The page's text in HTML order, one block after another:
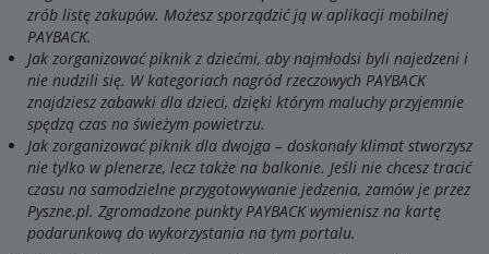
zrób listę zakupów. Możesz sporządzić ją w aplikacji mobilnej
PAYBACK.
Jak zorganizować piknik z dziećmi, aby najmłodsi byli najedzeni i
nie nudzili się. W kategoriach nagród rzeczowych PAYBACK
znajdziesz zabawki dla dzieci, dzięki którym maluchy przyjemnie
spędzą czas na świeżym powietrzu.
Jak zorganizować piknik dla dwojga – doskonały klimat stworzysz
nie tylko w plenerze, lecz także na balkonie. Jeśli nie chcesz tracić
czasu na samodzielne przygotowywanie jedzenia, zamów je przez
Pyszne.pl. Zgromadzone punkty PAYBACK wymienisz na kartę
podarunkową do wykorzystania na tym portalu.